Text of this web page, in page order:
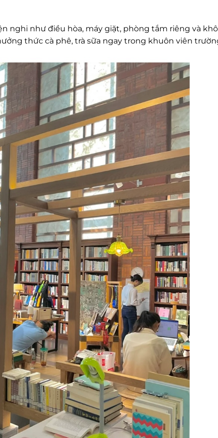
nghi như điều hòa, máy giặt, phòng tắm riêng và
thức cà phê, trà sữa ngay trong khuôn viên